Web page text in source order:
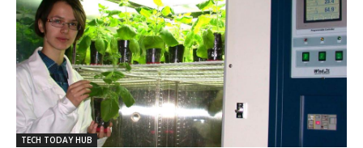
TECH TODAY HUB